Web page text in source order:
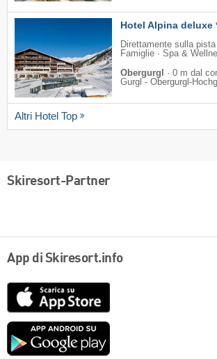
Hotel Alpina deluxe
Direttamente sulla pista
Famiglie · Spa &
Obergurgl
· 0 m dal
Gurgl - Obergurgl-
Altri Hotel Top
Skiresort-Partner
App di Skiresort.info
Google